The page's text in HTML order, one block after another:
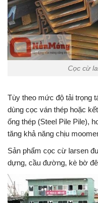
Cọc cừ
Tùy theo mức độ tải trọng
dùng cọc ván thép hoặc
ống thép (Steel Pile Pile),
tăng khả năng chịu
Sản phẩm cọc cừ larsen
dựng, cầu đường, kè bờ